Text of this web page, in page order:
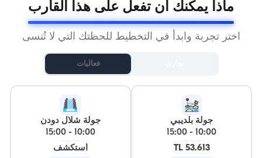
ماذا يمكنك أن تفعل على هذا القارب
اختر تجربة وابدأ في التخطيط للحظتك التي لا تُنسى
فعاليات
جولة بلديبي
10:00
-
15:00
53.613 TL
جولة شلال دودن
10:00
-
15:00
استكشف